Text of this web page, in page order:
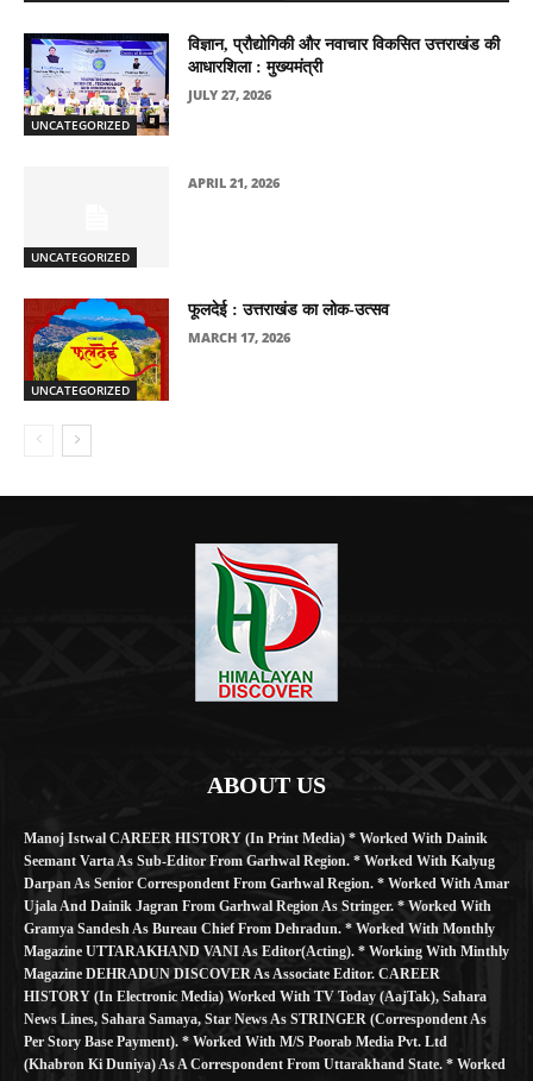
UNCATEGORIZED
विज्ञान, प्रौद्योगिकी और नवाचार विकसित उत्तराखंड की
आधारशिला : मुख्यमंत्री
JULY 27, 2026
UNCATEGORIZED
APRIL 21, 2026
UNCATEGORIZED
फूलदेई : उत्तराखंड का लोक-उत्सव
MARCH 17, 2026
ABOUT US
Manoj Istwal CAREER HISTORY (in Print Media) * Worked With Dainik
Seemant Varta As Sub-Editor From Garhwal Region. * Worked With Kalyug
Darpan As Senior Correspondent From Garhwal Region. * Worked With Amar
Ujala And Dainik Jagran From Garhwal Region As Stringer. * Worked With
Gramya Sandesh As Bureau Chief From Dehradun. * Worked With Monthly
Magazine UTTARAKHAND VANI As Editor(Acting). * Working With Minthly
Magazine DEHRADUN DISCOVER As Associate Editor. CAREER
HISTORY (in Electronic Media) Worked With TV Today (AajTak), Sahara
News Lines, Sahara Samaya, Star News As STRINGER (Correspondent As
Per Story Base Payment). * Worked With M/S Poorab Media Pvt. Ltd
(Khabron Ki Duniya) As A Correspondent From Uttarakhand State. * Worked